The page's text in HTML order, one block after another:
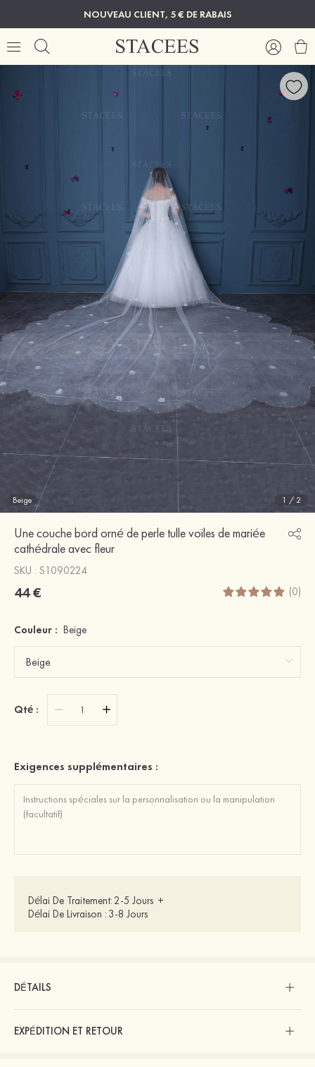
NOUVEAU CLIENT, 5 € DE RABAIS
Beige 1 / 2
Une couche bord orné de perle tulle voiles de mariée
cathédrale avec fleur
SKU : S1090224
44 € (0)
Couleur : Beige
Qté :
Exigences supplémentaires :
Délai De Traitement: 2-5 Jours +
Délai De Livraison : 3-8 Jours
DÉTAILS
EXPÉDITION ET RETOUR